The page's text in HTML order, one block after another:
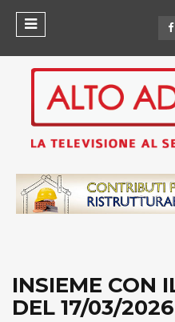
INSIEME CON
DEL 17/03/2026